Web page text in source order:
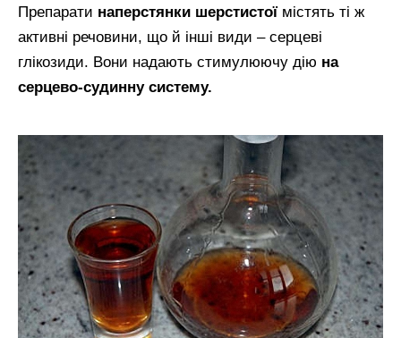
Препарати наперстянки шерстистої містять ті ж
активні речовини, що й інші види – серцеві
глікозиди. Вони надають стимулюючу дію на
серцево-судинну систему.